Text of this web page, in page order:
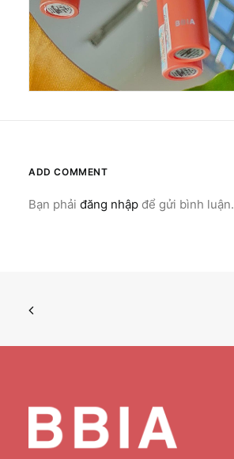
ADD COMMENT
Bạn phải đăng nhập để gửi bình luận.